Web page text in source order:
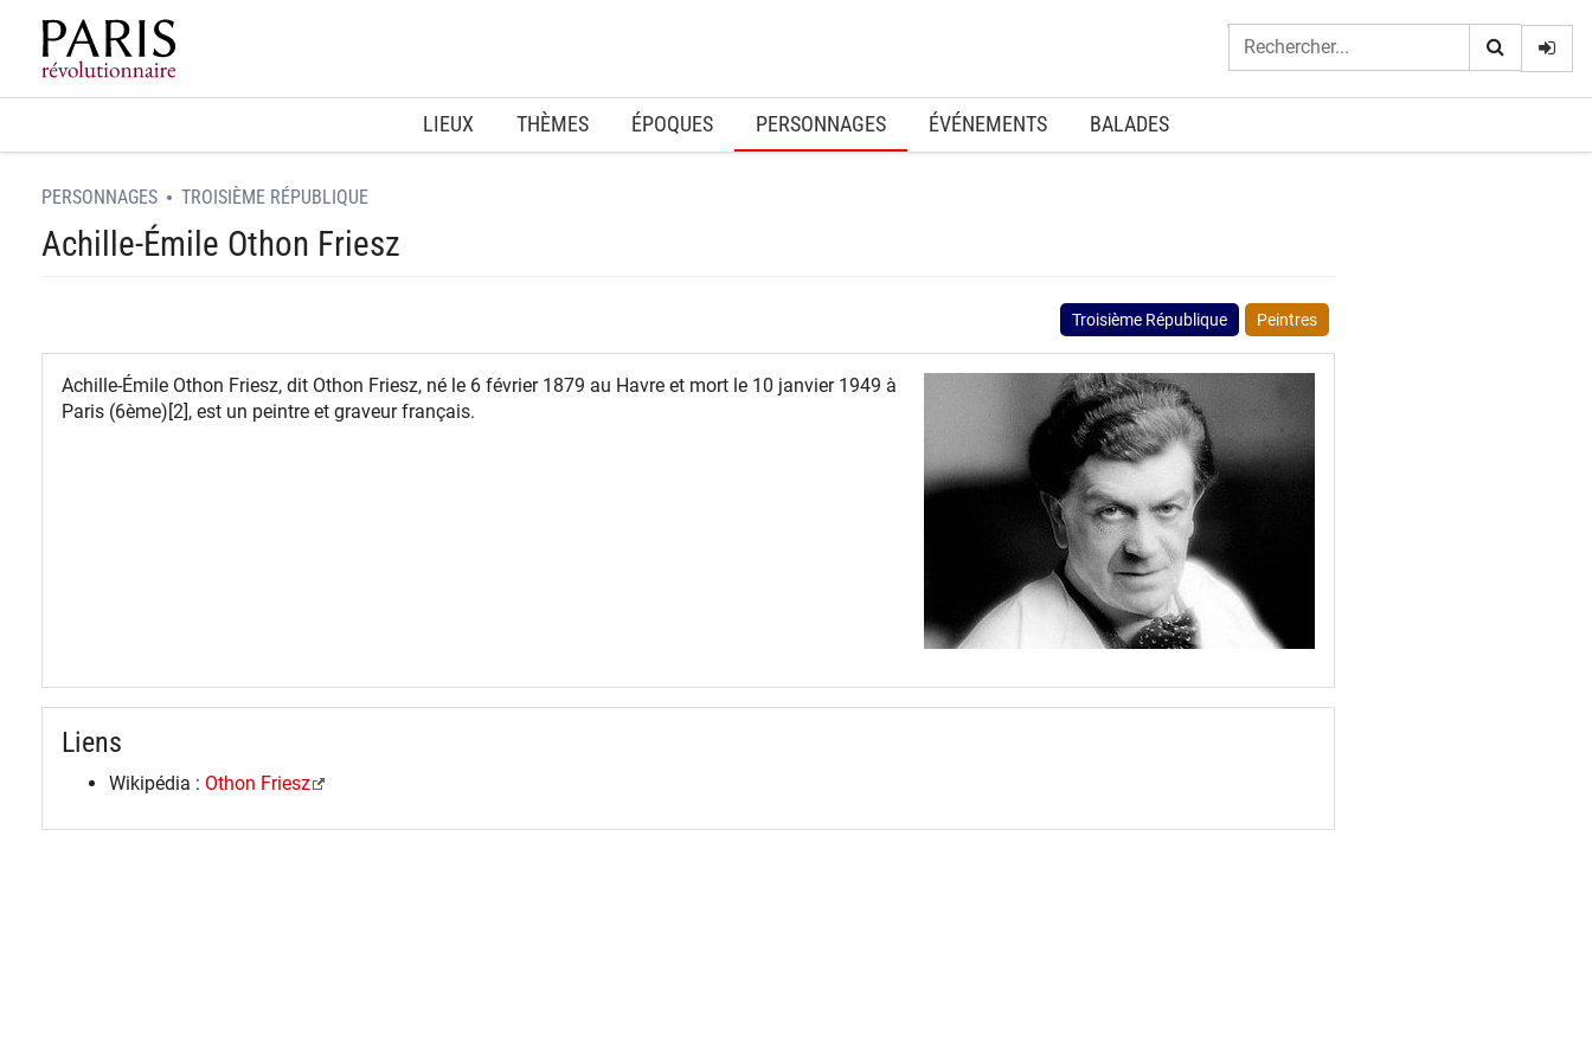
Home
LIEUX THÈMES ÉPOQUES PERSONNAGES ÉVÉNEMENTS BALADES
PERSONNAGES TROISIÈME RÉPUBLIQUE
Achille-Émile Othon Friesz
Troisième République Peintres
Achille-Émile Othon Friesz, dit Othon Friesz, né le 6 février 1879 au Havre et mort le 10 janvier 1949 à
Paris (6ème)[2], est un peintre et graveur français.
Liens
Wikipédia : Othon Friesz